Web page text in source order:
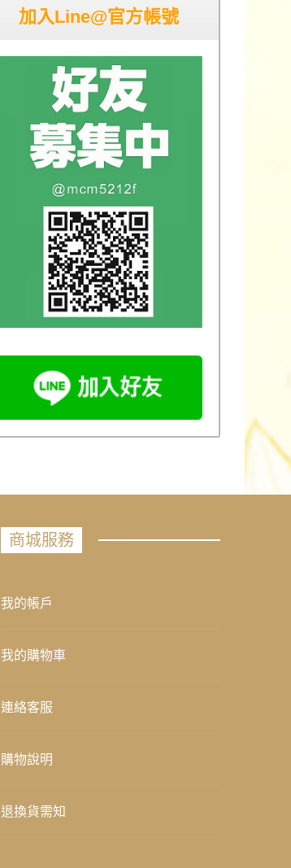
加入Line@官方帳號
商城服務
我的帳戶
我的購物車
連絡客服
購物說明
退換貨需知